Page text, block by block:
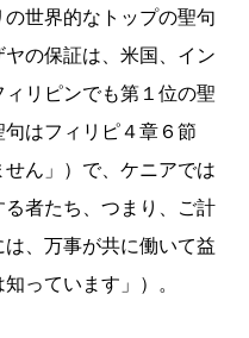
の世界的なトップの聖句
の保証は、米国、イン
リピンでも第１位の聖
はフィリピ４章６節
せん」）で、ケニアでは
者たち、つまり、ご計
、万事が共に働いて益
っています」）。